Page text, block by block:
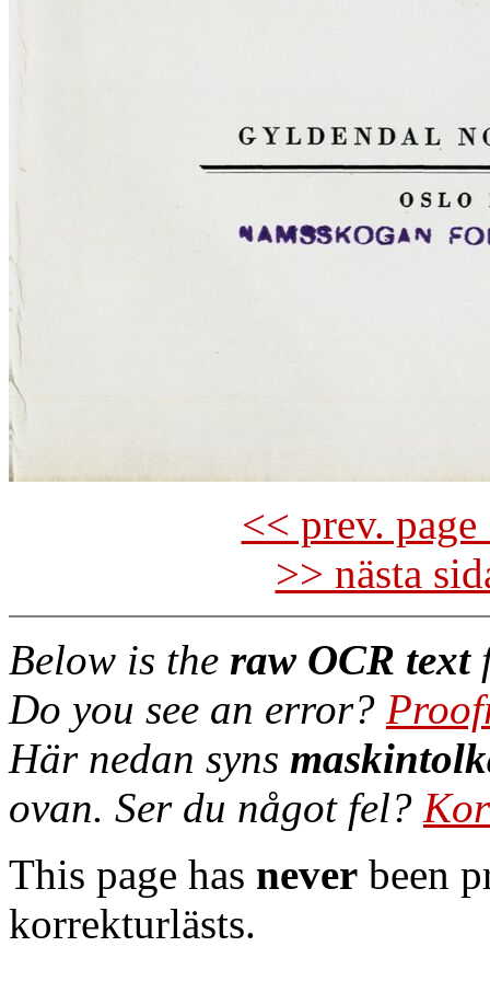
<< prev.
>> nästa
Below is the raw OCR text
Do you see an error?
Här nedan syns
ovan. Ser du något fel?
This page has never been
korrekturlästs.